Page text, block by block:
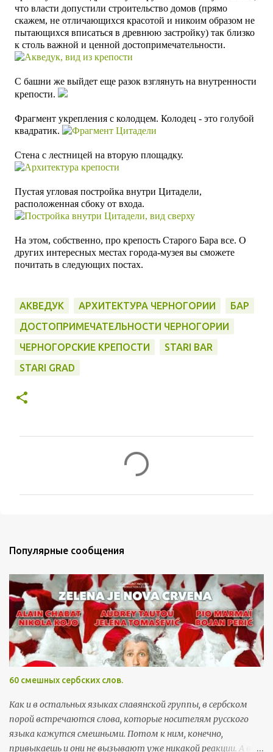
что власти допустили строительство домов (прямо
скажем, не отличающихся красотой и никоим образом не
пытающихся вписаться в древнюю застройку) так близко
к столь важной и ценной достопримечательности.
С башни же выйдет еще разок взглянуть на внутренности
крепости.
Фрагмент укрепления с колодцем. Колодец - это голубой
квадратик.
Стена с лестницей на вторую площадку.
Пустая угловая постройка внутри Цитадели,
расположенная сбоку от входа.
На этом, собственно, про крепость Старого Бара все. О
других интересных местах города-музея вы сможете
почитать в следующих постах.
АКВЕДУК АРХИТЕКТУРА ЧЕРНОГОРИИ
БАР
ДОСТОПРИМЕЧАТЕЛЬНОСТИ ЧЕРНОГОРИИ
ЧЕРНОГОРСКИЕ КРЕПОСТИ
STARI BAR
STARI GRAD
е
т
а
р
и
Популярные сообщения
60 смешных сербских слов.
Как и в остальных языках славянской группы, в сербском
порой встречаются слова, которые носителям русского
языка кажутся смешными. Потом к ним, конечно,
привыкаешь и они не вызывают уже никакой реакции. А вот